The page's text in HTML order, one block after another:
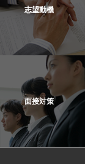
志望動機
面接対策